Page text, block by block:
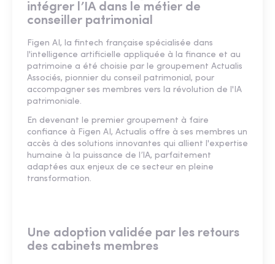
intégrer l’IA dans le métier de
conseiller patrimonial
Figen AI, la fintech française spécialisée dans
l'intelligence artificielle appliquée à la finance et au
patrimoine a été choisie par le groupement Actualis
Associés, pionnier du conseil patrimonial, pour
accompagner ses membres vers la révolution de l'IA
patrimoniale.
En devenant le premier groupement à faire
confiance à Figen AI, Actualis offre à ses membres un
accès à des solutions innovantes qui allient l'expertise
humaine à la puissance de l’IA, parfaitement
adaptées aux enjeux de ce secteur en pleine
transformation.
Une adoption validée par les retours
des cabinets membres